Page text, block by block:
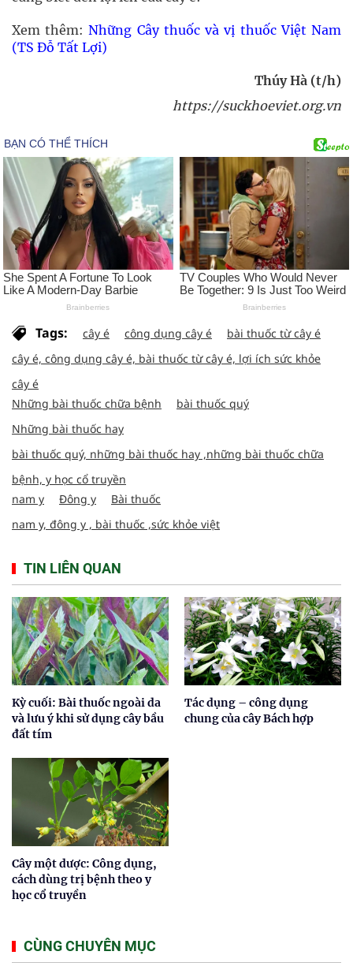
Xem thêm:Những Cây thuốc và vị thuốc Việt Nam
(TS Đỗ Tất Lợi)
Thúy Hà (t/h)
https://suckhoeviet.org.vn
Tags: cây é công dụng cây é
bài thuốc từ cây é
cây é, công dụng cây é, bài thuốc từ cây é, lợi ích sức khỏe
cây é
Những bài thuốc chữa bệnh
bài thuốc quý
Những bài thuốc hay
bài thuốc quý, những bài thuốc hay ,những bài thuốc chữa
bệnh, y học cổ truyền
nam y
Đông y
Bài thuốc
nam y, đông y , bài thuốc ,sức khỏe việt
TIN LIÊN QUAN
Kỳ cuối: Bài thuốc ngoài da
và lưu ý khi sử dụng cây bầu
đất tím
Tác dụng – công dụng
chung của cây Bách hợp
Cây một dược: Công dụng,
cách dùng trị bệnh theo y
học cổ truyền
CÙNG CHUYÊN MỤC